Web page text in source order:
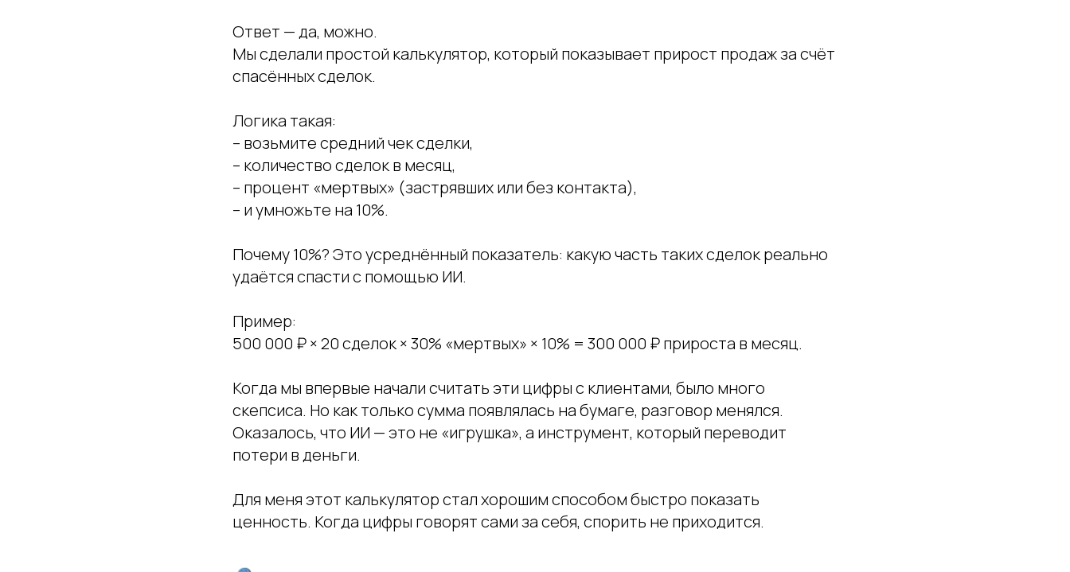
Ответ — да, можно.
Мы сделали простой калькулятор, который показывает прирост продаж за счёт
спасённых сделок.
Логика такая:
– возьмите средний чек сделки,
– количество сделок в месяц,
– процент «мертвых» (застрявших или без контакта),
– и умножьте на 10%.
Почему 10%? Это усреднённый показатель: какую часть таких сделок реально
удаётся спасти с помощью ИИ.
Пример:
500 000 ₽ × 20 сделок × 30% «мертвых» × 10% = 300 000 ₽ прироста в месяц.
Когда мы впервые начали считать эти цифры с клиентами, было много
скепсиса. Но как только сумма появлялась на бумаге, разговор менялся.
Оказалось, что ИИ — это не «игрушка», а инструмент, который переводит
потери в деньги.
Для меня этот калькулятор стал хорошим способом быстро показать
ценность. Когда цифры говорят сами за себя, спорить не приходится.